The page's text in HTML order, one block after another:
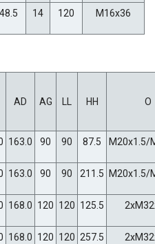
48.5 14 120 M16x36
AD AG HH O
163.0 90 90 87.5 M20x1.5/
163.0 90 90 211.5 M20x1.5/
168.0 120 120 125.5
168.0 120 120 257.5